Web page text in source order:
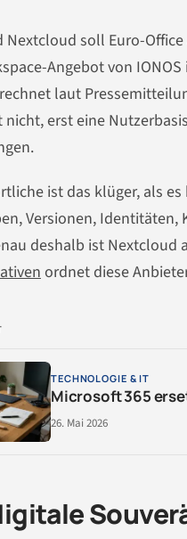
Nextcloud soll Euro-
Angebot von
laut
erst eine
ist das klüger, als
Versionen,
deshalb ist
ordnet diese
TECHNOLOGIE & IT
Microsoft 365
26. Mai 2026